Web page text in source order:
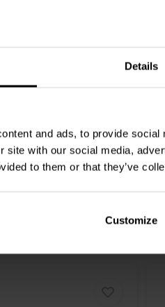
Details
and ads, to provide
site with our social media,
to them or that they’ve
Customize
Seal | 2,7 meter